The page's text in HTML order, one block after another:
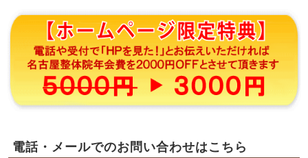
電話・メールでのお問い合わせはこちら